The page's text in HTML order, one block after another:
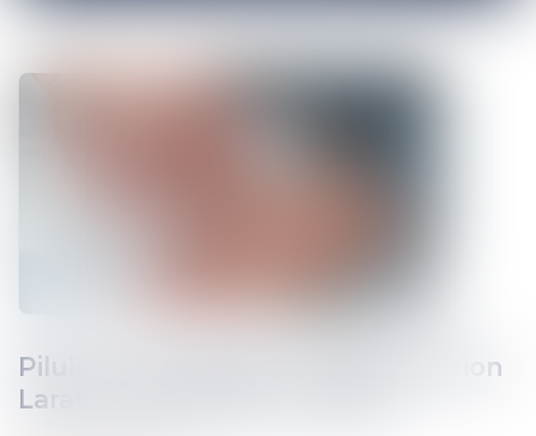
Pilule contraceptive : l'affaire Marion
Larat sera instruite au pénal